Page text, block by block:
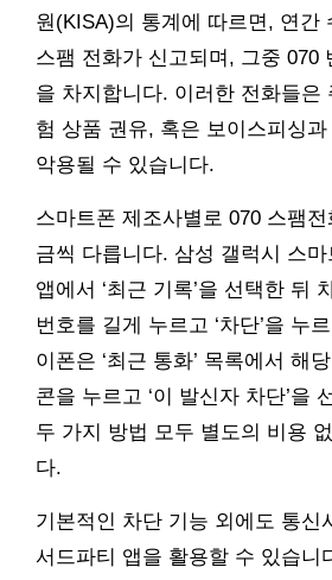
원(KISA)의 통계에 따르면, 연간
스팸 전화가 신고되며, 그중 070
을 차지합니다. 이러한 전화들은
험 상품 권유, 혹은 보이스피싱과
악용될 수 있습니다.
스마트폰 제조사별로 070 스팸
금씩 다릅니다. 삼성 갤럭시 스마
앱에서 ‘최근 기록’을 선택한 뒤
번호를 길게 누르고 ‘차단’을 누
이폰은 ‘최근 통화’ 목록에서 해당
콘을 누르고 ‘이 발신자 차단’을
두 가지 방법 모두 별도의 비용
다.
기본적인 차단 기능 외에도 통신
서드파티 앱을 활용할 수 있습니